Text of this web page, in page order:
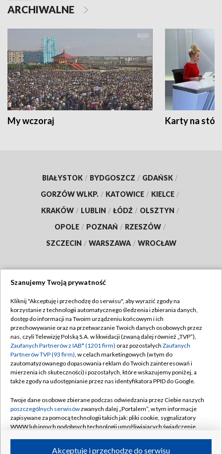
ARCHIWALNE
My wczoraj Karty na
BIAŁYSTOK / BYDGOSZCZ / GDAŃSK /
GORZÓW WLKP. / KATOWICE / KIELCE /
KRAKÓW / LUBLIN / ŁÓDŹ / OLSZTYN /
OPOLE / POZNAŃ / RZESZÓW /
SZCZECIN / WARSZAWA / WROCŁAW
TVP
Abonament TVP
Emisja w TVP
Centrum informacji TVP
Naziemna Telewizja Cyfrowa
Rada Programowa
System NOS
Informacje o nadawcy
Regulamin TVP
Polityka prywatności
Moje zgody
Pomoc
Kontakt
Kanały
Szanujemy Twoją prywatność
Kliknij "Akceptuję i przechodzę do serwisu", aby wyrazić zgody na
korzystanie z technologii automatycznego śledzenia i zbierania danych,
dostęp do informacji na Twoim urządzeniu końcowym i ich
przechowywanie oraz na przetwarzanie Twoich danych osobowych przez
nas, czyli Telewizję Polską S.A. w likwidacji (zwaną dalej również „TVP”),
Zaufanych Partnerów z IAB* (1201 firm) oraz pozostałych Zaufanych
Partnerów TVP (93 firm), w celach marketingowych (w tym do
zautomatyzowanego dopasowania reklam do Twoich zainteresowań i
mierzenia ich skuteczności) i pozostałych, które wskazujemy poniżej, a
także zgody na udostępnianie przez nas identyfikatora PPID do Google.
Twoje dane osobowe zbierane podczas odwiedzania przez Ciebie naszych
poszczególnych serwisówzwanych dalej „Portalem”, w tym informacje
zapisywane za pomocą technologii takich jak: pliki cookie, sygnalizatory
WWW lub innych podobnych technologii umożliwiających świadczenie
Akceptuję i przechodzę do serwisu